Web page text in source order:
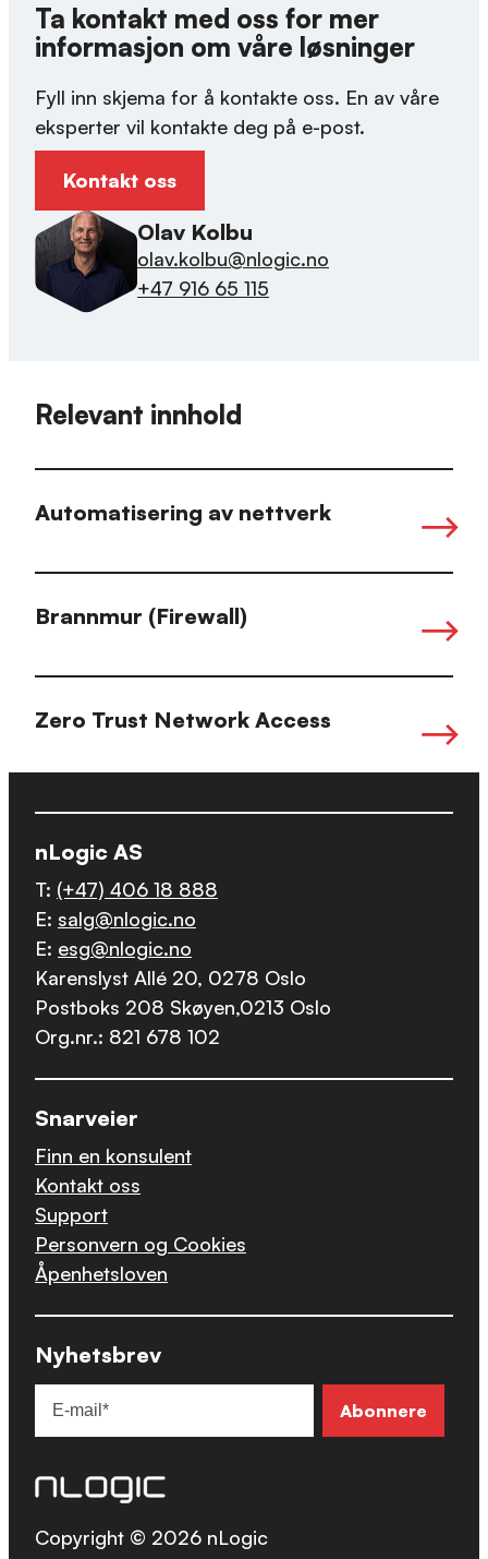
Ta kontakt med oss for mer
informasjon om våre løsninger
Fyll inn skjema for å kontakte oss. En av våre
eksperter vil kontakte deg på e-post.
Kontakt oss
Olav Kolbu
olav.kolbu@nlogic.no
+47 916 65 115
Relevant innhold
Automatisering av nettverk
Brannmur (Firewall)
Zero Trust Network Access
nLogic AS
T: (+47) 406 18 888
E: salg@nlogic.no
E: esg@nlogic.no
Karenslyst Allé 20, 0278 Oslo
Postboks 208 Skøyen,0213 Oslo
Org.nr.: 821 678 102
Snarveier
Finn en konsulent
Kontakt oss
Support
Personvern og Cookies
Åpenhetsloven
Nyhetsbrev
Copyright © 2026 nLogic